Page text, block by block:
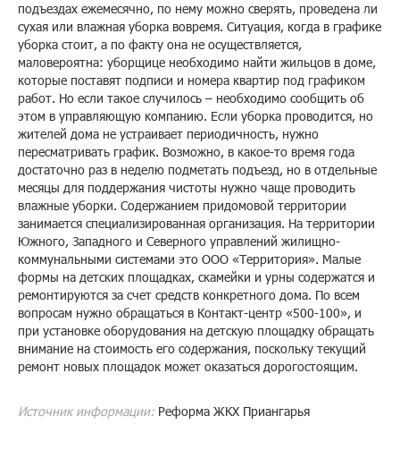
подъездах ежемесячно, по нему можно сверять, проведена ли
сухая или влажная уборка вовремя. Ситуация, когда в графике
уборка стоит, а по факту она не осуществляется,
маловероятна: уборщице необходимо найти жильцов в доме,
которые поставят подписи и номера квартир под графиком
работ. Но если такое случилось – необходимо сообщить об
этом в управляющую компанию. Если уборка проводится, но
жителей дома не устраивает периодичность, нужно
пересматривать график. Возможно, в какое-то время года
достаточно раз в неделю подметать подъезд, но в отдельные
месяцы для поддержания чистоты нужно чаще проводить
влажные уборки. Содержанием придомовой территории
занимается специализированная организация. На территории
Южного, Западного и Северного управлений жилищно-
коммунальными системами это ООО «Территория». Малые
формы на детских площадках, скамейки и урны содержатся и
ремонтируются за счет средств конкретного дома. По всем
вопросам нужно обращаться в Контакт-центр «500-100», и
при установке оборудования на детскую площадку обращать
внимание на стоимость его содержания, поскольку текущий
ремонт новых площадок может оказаться дорогостоящим.
Источник информации: Реформа ЖКХ Приангарья